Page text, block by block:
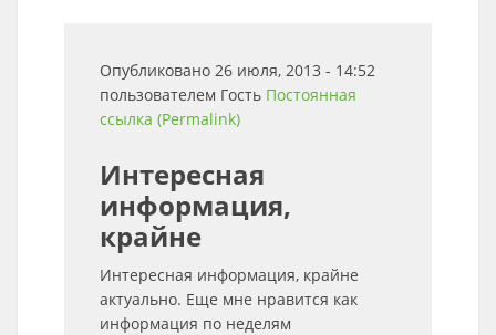
Опубликовано 26 июля, 2013 - 14:52
пользователем Гость Постоянная
ссылка (Permalink)
Интересная
информация,
крайне
Интересная информация, крайне
актуально. Еще мне нравится как
информация по неделям